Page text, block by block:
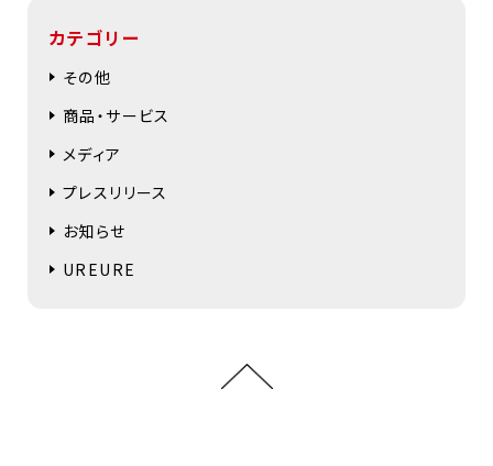
カテゴリー
その他
商品・サービス
メディア
プレスリリース
お知らせ
UREURE